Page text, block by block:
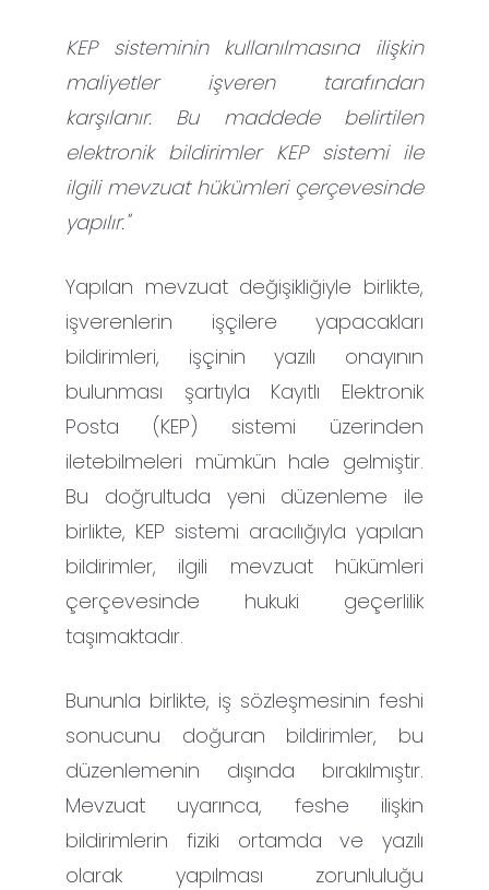
KEP sisteminin kullanılmasına ilişkin
maliyetler işveren tarafından
karşılanır. Bu maddede belirtilen
elektronik bildirimler KEP sistemi ile
ilgili mevzuat hükümleri çerçevesinde
yapılır."
Yapılan mevzuat değişikliğiyle birlikte,
işverenlerin işçilere yapacakları
bildirimleri, işçinin yazılı onayının
bulunması şartıyla Kayıtlı Elektronik
Posta (KEP) sistemi üzerinden
iletebilmeleri mümkün hale gelmiştir.
Bu doğrultuda yeni düzenleme ile
birlikte, KEP sistemi aracılığıyla yapılan
bildirimler, ilgili mevzuat hükümleri
çerçevesinde hukuki geçerlilik
taşımaktadır.
Bununla birlikte, iş sözleşmesinin feshi
sonucunu doğuran bildirimler, bu
düzenlemenin dışında bırakılmıştır.
Mevzuat uyarınca, feshe ilişkin
bildirimlerin fiziki ortamda ve yazılı
olarak yapılması zorunluluğu